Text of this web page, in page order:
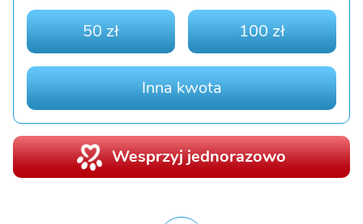
50 zł 100 zł
Inna kwota
Wesprzyj jednorazowo